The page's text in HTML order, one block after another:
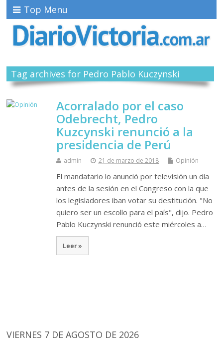
Top Menu
Tag archives for Pedro Pablo Kuczynski
Acorralado por el caso
Odebrecht, Pedro
Kuzcynski renunció a la
presidencia de Perú
admin 21 de marzo de 2018 Opinión
El mandatario lo anunció por televisión un día
antes de la sesión en el Congreso con la que
los legisladores iban votar su destitución. "No
quiero ser un escollo para el país", dijo. Pedro
Pablo Kuczynski renunció este miércoles a…
Leer »
VIERNES 7 DE AGOSTO DE 2026